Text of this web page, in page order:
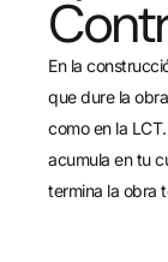
En la
que dure la
como en la
acumula en tu
termina la obra